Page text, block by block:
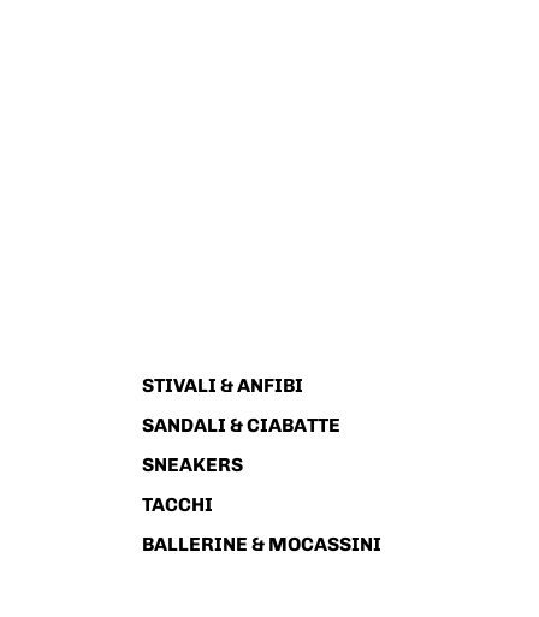
STIVALI & ANFIBI
SANDALI & CIABATTE
SNEAKERS
TACCHI
BALLERINE & MOCASSINI